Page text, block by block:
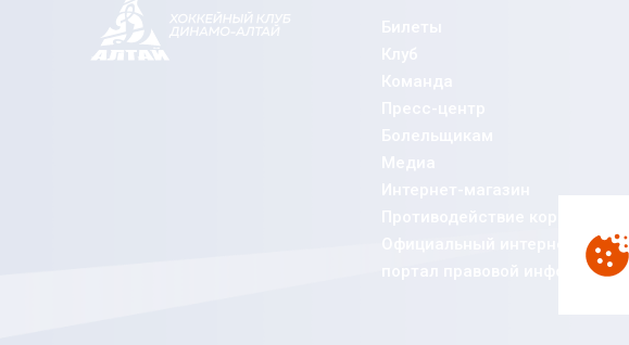
портал правовой информации